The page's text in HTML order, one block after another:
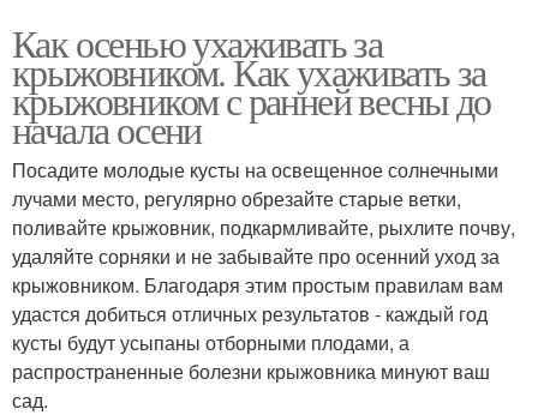
Как осенью ухаживать за
крыжовником. Как ухаживать за
крыжовником с ранней весны до
начала осени
Посадите молодые кусты на освещенное солнечными
лучами место, регулярно обрезайте старые ветки,
поливайте крыжовник, подкармливайте, рыхлите почву,
удаляйте сорняки и не забывайте про осенний уход за
крыжовником. Благодаря этим простым правилам вам
удастся добиться отличных результатов - каждый год
кусты будут усыпаны отборными плодами, а
распространенные болезни крыжовника минуют ваш
сад.